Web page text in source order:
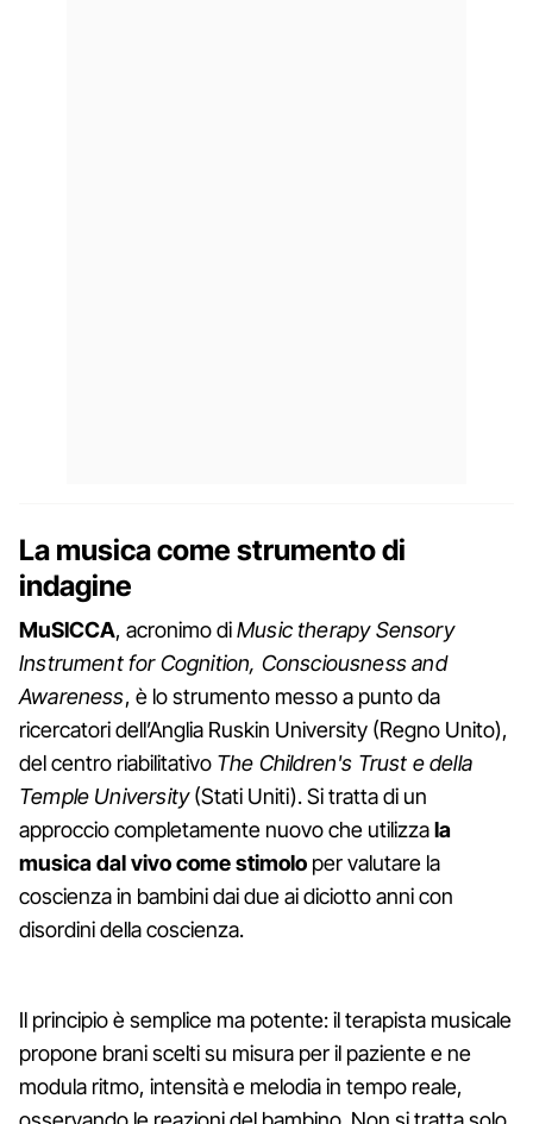
La musica come strumento di
indagine
MuSICCA, acronimo diMusic therapy Sensory
Instrument for Cognition, Consciousness and
Awareness, è lo strumento messo a punto da
ricercatori dell’Anglia Ruskin University (Regno Unito),
del centro riabilitativo The Children's Trust e della
Temple University(Stati Uniti). Si tratta di un
approccio completamente nuovo che utilizzala
musica dal vivo come stimolo per valutare la
coscienza in bambini dai due ai diciotto anni con
disordini della coscienza.
Il principio è semplice ma potente: il terapista musicale
propone brani scelti su misura per il paziente e ne
modula ritmo, intensità e melodia in tempo reale,